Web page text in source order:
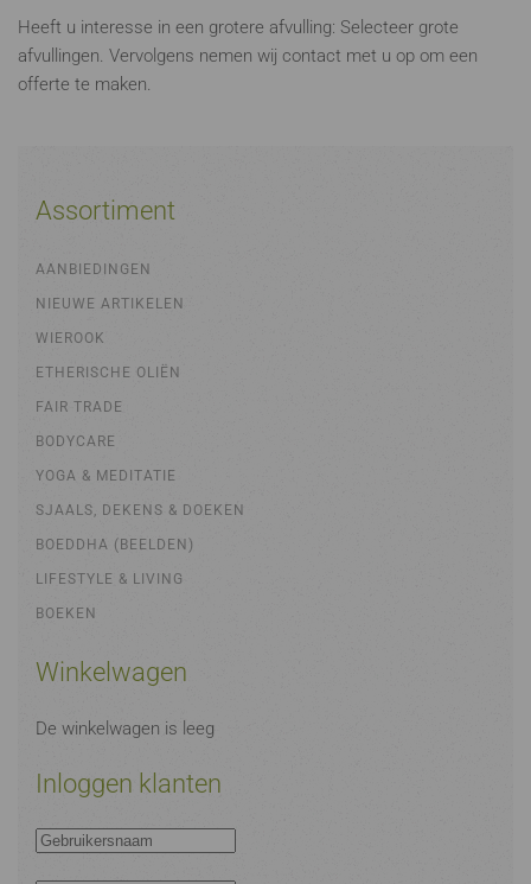
Heeft u interesse in een grotere afvulling: Selecteer grote
afvullingen. Vervolgens nemen wij contact met u op om een
offerte te maken.
Assortiment
AANBIEDINGEN
NIEUWE ARTIKELEN
WIEROOK
ETHERISCHE OLIËN
FAIR TRADE
BODYCARE
YOGA & MEDITATIE
SJAALS, DEKENS & DOEKEN
BOEDDHA (BEELDEN)
LIFESTYLE & LIVING
BOEKEN
Winkelwagen
De winkelwagen is leeg
Inloggen klanten